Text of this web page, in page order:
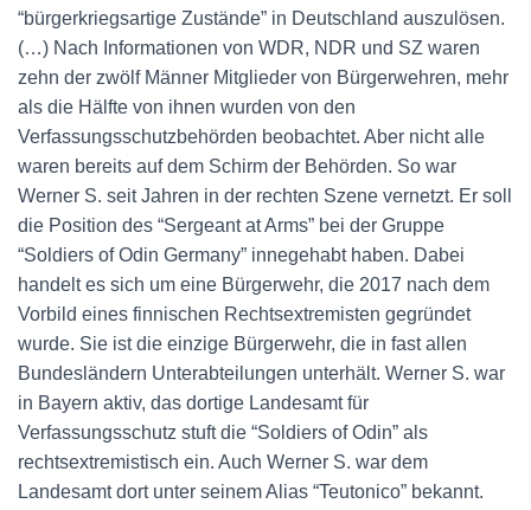
“bürgerkriegsartige Zustände” in Deutschland auszulösen.
(…) Nach Informationen von WDR, NDR und SZ waren
zehn der zwölf Männer Mitglieder von Bürgerwehren, mehr
als die Hälfte von ihnen wurden von den
Verfassungsschutzbehörden beobachtet. Aber nicht alle
waren bereits auf dem Schirm der Behörden. So war
Werner S. seit Jahren in der rechten Szene vernetzt. Er soll
die Position des “Sergeant at Arms” bei der Gruppe
“Soldiers of Odin Germany” innegehabt haben. Dabei
handelt es sich um eine Bürgerwehr, die 2017 nach dem
Vorbild eines finnischen Rechtsextremisten gegründet
wurde. Sie ist die einzige Bürgerwehr, die in fast allen
Bundesländern Unterabteilungen unterhält. Werner S. war
in Bayern aktiv, das dortige Landesamt für
Verfassungsschutz stuft die “Soldiers of Odin” als
rechtsextremistisch ein. Auch Werner S. war dem
Landesamt dort unter seinem Alias “Teutonico” bekannt.